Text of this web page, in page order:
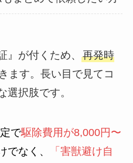
』が付くため、 再発時
ます。長い目で見てコ
選択肢です。
で駆除費用が8,000円〜
でなく、
「害獣避け自